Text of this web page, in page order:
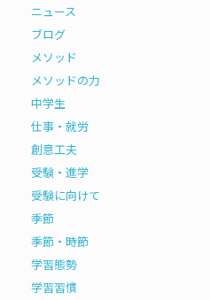
ニュース
ブログ
メソッド
メソッドの力
中学生
仕事・就労
創意工夫
受験・進学
受験に向けて
季節
季節・時節
学習態勢
学習習慣